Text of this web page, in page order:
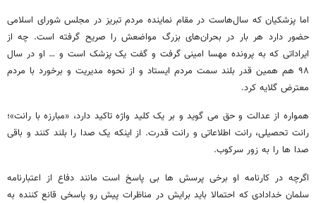
اما پزشکیان که سال‌هاست در مقام نماینده مردم تبریز در مجلس شورای اسلامی
حضور دارد هر بار در بحران‌های بزرگ مواضعش را صریح گرفته است. چه از
ایراداتی که به پرونده مهسا امینی گرفت و گفت یک پزشک است و … او در سال
۹۸ هم همین قدر بلند سمت مردم ایستاد و از نحوه مدیریت و برخورد با مردم
معترض گلایه کرد.
همواره از عدالت و حق می گوید و بر یک کلید واژه تاکید دارد، «مبارزه با رانت»؛
رانت تحصیلی، رانت اطلاعاتی و رانت قدرت. از اینکه یک صدا را بلند کنند و باقی
صدا ها را به زور سرکوب.
اگرچه در کارنامه او برخی پرسش ها بی پاسخ است مانند دفاع از اعتبارنامه
سلمان خدادادی که احتمالا باید برایش در مناظرات پیش رو پاسخی قانع کننده به